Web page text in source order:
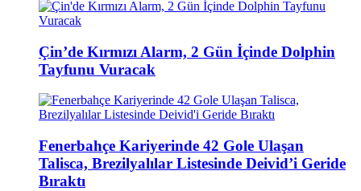
Çin’de Kırmızı Alarm, 2 Gün İçinde Dolphin
Tayfunu Vuracak
Fenerbahçe Kariyerinde 42 Gole Ulaşan
Talisca, Brezilyalılar Listesinde Deivid’i Geride
Bıraktı